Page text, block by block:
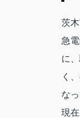
茨
急
に
く
な
現